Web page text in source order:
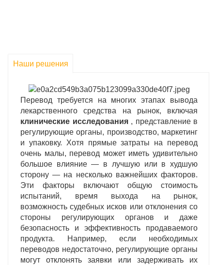
Наши решения
Перевод требуется на многих этапах вывода
лекарственного средства на рынок, включая
клинические исследования, представление в
регулирующие органы, производство, маркетинг
и упаковку. Хотя прямые затраты на перевод
очень малы, перевод может иметь удивительно
большое влияние — в лучшую или в худшую
сторону — на несколько важнейших факторов.
Эти факторы включают общую стоимость
испытаний, время выхода на рынок,
возможность судебных исков или отклонения со
стороны регулирующих органов и даже
безопасность и эффективность продаваемого
продукта. Например, если необходимых
переводов недостаточно, регулирующие органы
могут отклонять заявки или задерживать их